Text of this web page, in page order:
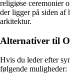
religiøse ceremonier
der ligger på siden af
arkitektur.
Alternativer til
Hvis du leder efter
følgende muligheder: